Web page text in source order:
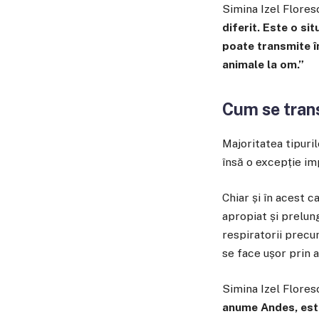
Simina Izel
diferit. Este o
poate transmite
animale la om.”
Cum se
Majoritatea
însă o excepție
Chiar și în acest
apropiat și
respiratorii
se face ușor prin
Simina Izel
anume Andes,